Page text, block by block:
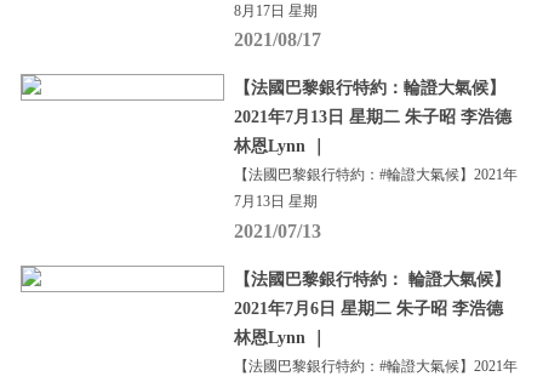
8月17日 星期
2021/08/17
【法國巴黎銀行特約：輪證大氣候】
2021年7月13日 星期二 朱子昭 李浩德
林恩Lynn ｜
【法國巴黎銀行特約：#輪證大氣候】2021年
7月13日 星期
2021/07/13
【法國巴黎銀行特約： 輪證大氣候】
2021年7月6日 星期二 朱子昭 李浩德
林恩Lynn ｜
【法國巴黎銀行特約：#輪證大氣候】2021年